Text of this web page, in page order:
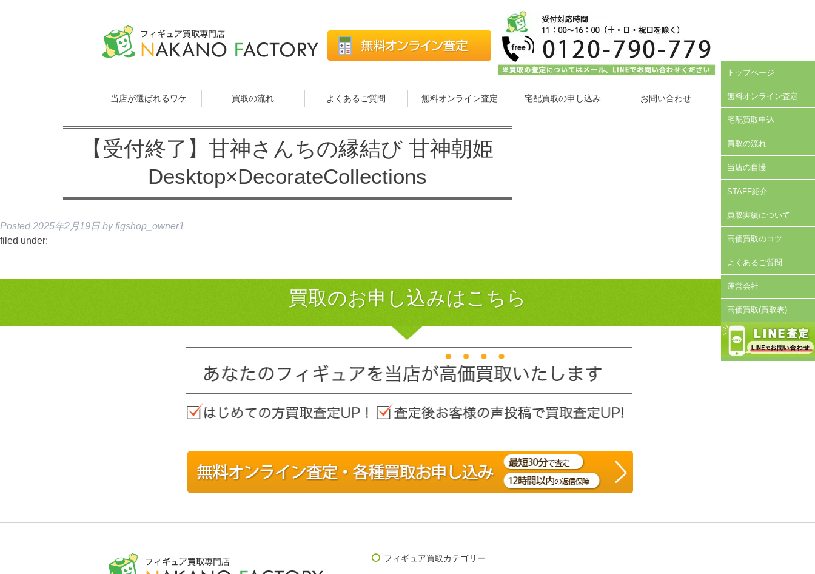
当店が選ばれるワケ 買取の流れ よくあるご質問 無料オンライン査定 宅配買取の申し込み お問い合わせ
【受付終了】甘神さんちの縁結び 甘神朝姫
Desktop×DecorateCollections
Posted 2025年2月19日 by figshop_owner1
filed under:
トップページ
無料オンライン査定
宅配買取申込
買取の流れ
当店の自慢
STAFF紹介
買取実績について
高価買取のコツ
よくあるご質問
運営会社
高価買取(買取表)
買取のお申し込みはこちら
フィギュア買取カテゴリー